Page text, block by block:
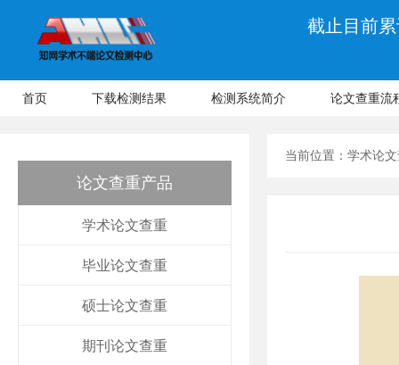
截止目前
首页 下载检测结果 检测系统简介 论文查重流
论文查重产品
学术论文查重
毕业论文查重
硕士论文查重
期刊论文查重
当前位置： 学术论